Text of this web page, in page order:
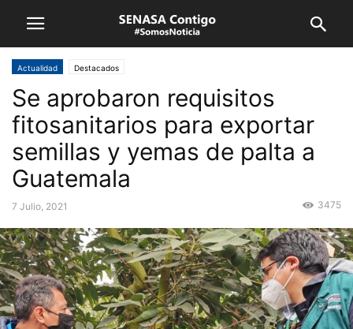
Actualidad Destacados
Se aprobaron requisitos
fitosanitarios para exportar
semillas y yemas de palta a
Guatemala
7 Julio, 2021 3475